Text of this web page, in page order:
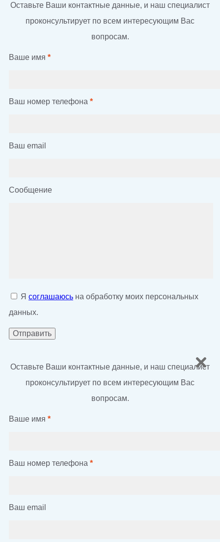
Оставьте Ваши контактные данные, и наш специалист
проконсультирует по всем интересующим Вас
вопросам.
Ваше имя *
Ваш номер телефона *
Ваш email
Сообщение
Я соглашаюсь на обработку моих персональных
данных.
Оставьте Ваши контактные данные, и наш специалист
проконсультирует по всем интересующим Вас
вопросам.
Ваше имя *
Ваш номер телефона *
Ваш email